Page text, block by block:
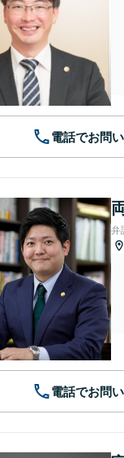
電話でお問
弁
電話でお問